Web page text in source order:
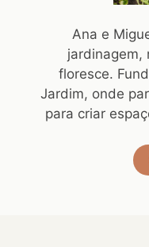
Ana e
jardinagem,
floresce.
Jardim, onde
para criar